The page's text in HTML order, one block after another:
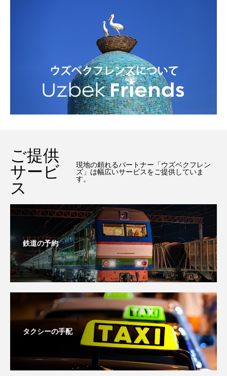
ご提供
サービ
ス
現地の頼れるパートナー「ウズベクフレン
ズ」は幅広いサービスをご提供していま
す。
鉄道の予約
タクシーの手配